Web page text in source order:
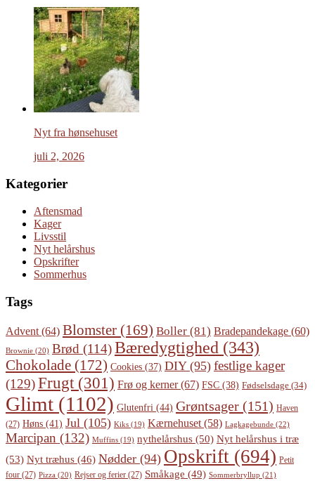
Nyt fra hønsehuset
juli 2, 2026
Kategorier
Aftensmad
Kager
Livsstil
Nyt helårshus
Opskrifter
Sommerhus
Tags
Advent (64) Blomster (169) Boller (81) Bradepandekage (60)
Brownie (20) Brød (114)Bæredygtighed (343)
Chokolade (172) Cookies (37) DIY(95) festlige kager
(129)Frugt(301) Frø og kerner(67) FSC (38) Fødselsdage (34)
Glimt (1102) Glutenfri (44) Grøntsager (151) Haven
(27) Høns (41) Jul (105) Kiks (19) Kærnehuset (58) Lagkagebunde (22)
Marcipan (132) Muffins (19) nythelårshus (50) Nyt helårshus i træ
(53) Nyt træhus (46) Nødder (94) Opskrift (694) Petit
four (27) Pizza (20) Rejser og ferier (27) Småkage (49) Sommerbryllup (21)